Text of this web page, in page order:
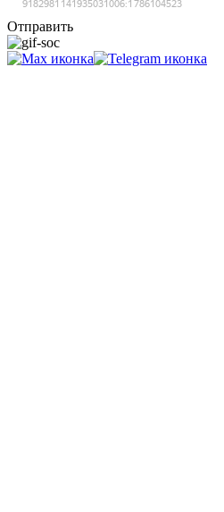
Отправить